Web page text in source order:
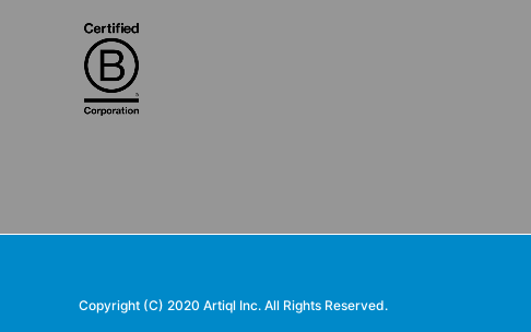
Copyright (C) 2020 Artiql Inc. All Rights Reserved.